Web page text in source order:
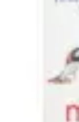
Budget Maîtrise